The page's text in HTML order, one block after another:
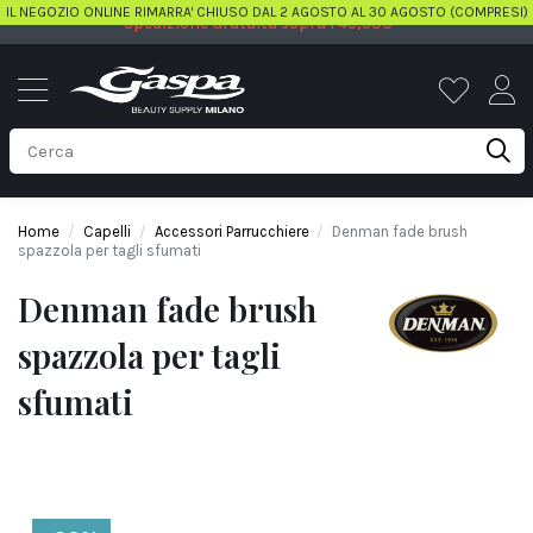
IL NEGOZIO ONLINE RIMARRA' CHIUSO DAL 2 AGOSTO AL 30 AGOSTO (COMPRESI)
Spedizione Gratuita sopra i 49,90€
Home Capelli Accessori Parrucchiere
Denman fade brush
spazzola per tagli sfumati
Denman fade brush
spazzola per tagli
sfumati